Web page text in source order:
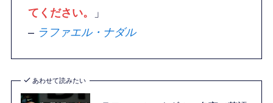
てください。
」
– ラファエル・ナダル
あわせて読みたい